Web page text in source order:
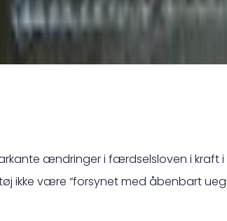
ændringer i færdselsloven i
ikke være “forsynet med åbenbart